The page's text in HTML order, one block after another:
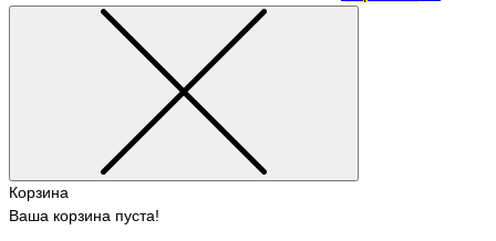
Корзина
Ваша корзина пуста!